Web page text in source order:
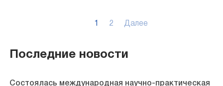
Пагинация
записей
1 2 Далее
Последние новости
Состоялась международная научно-практическая